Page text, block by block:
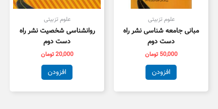
علوم تزبیتی
مبانی جامعه شناسی نشر راه
دست دوم
50,000 تومان
افزودن
علوم تزبیتی
روانشناسی شخصیت نشر راه
دست دوم
20,000تومان
افزودن